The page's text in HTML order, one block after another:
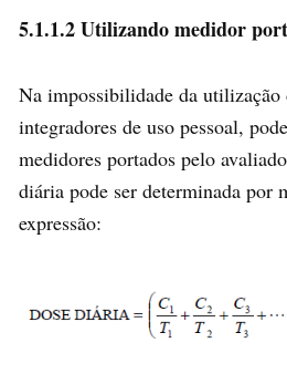
5.1.1.2 Utilizando medidor
Na impossibilidade da utilização
integradores de uso pessoal,
medidores portados pelo
diária pode ser determinada por
expressão: